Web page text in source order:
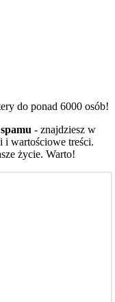
do ponad 6000 osób!
- znajdziesz w
i wartościowe treści.
życie. Warto!